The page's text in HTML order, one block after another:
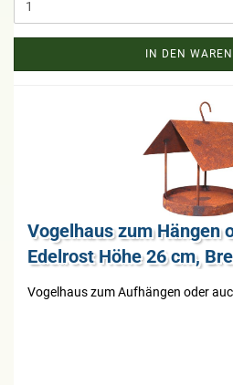
IN DEN
Vo­gel­haus zum Hän­gen
Edel­rost Höhe 26 cm,
Vo­gel­haus zum Auf­hän­gen oder